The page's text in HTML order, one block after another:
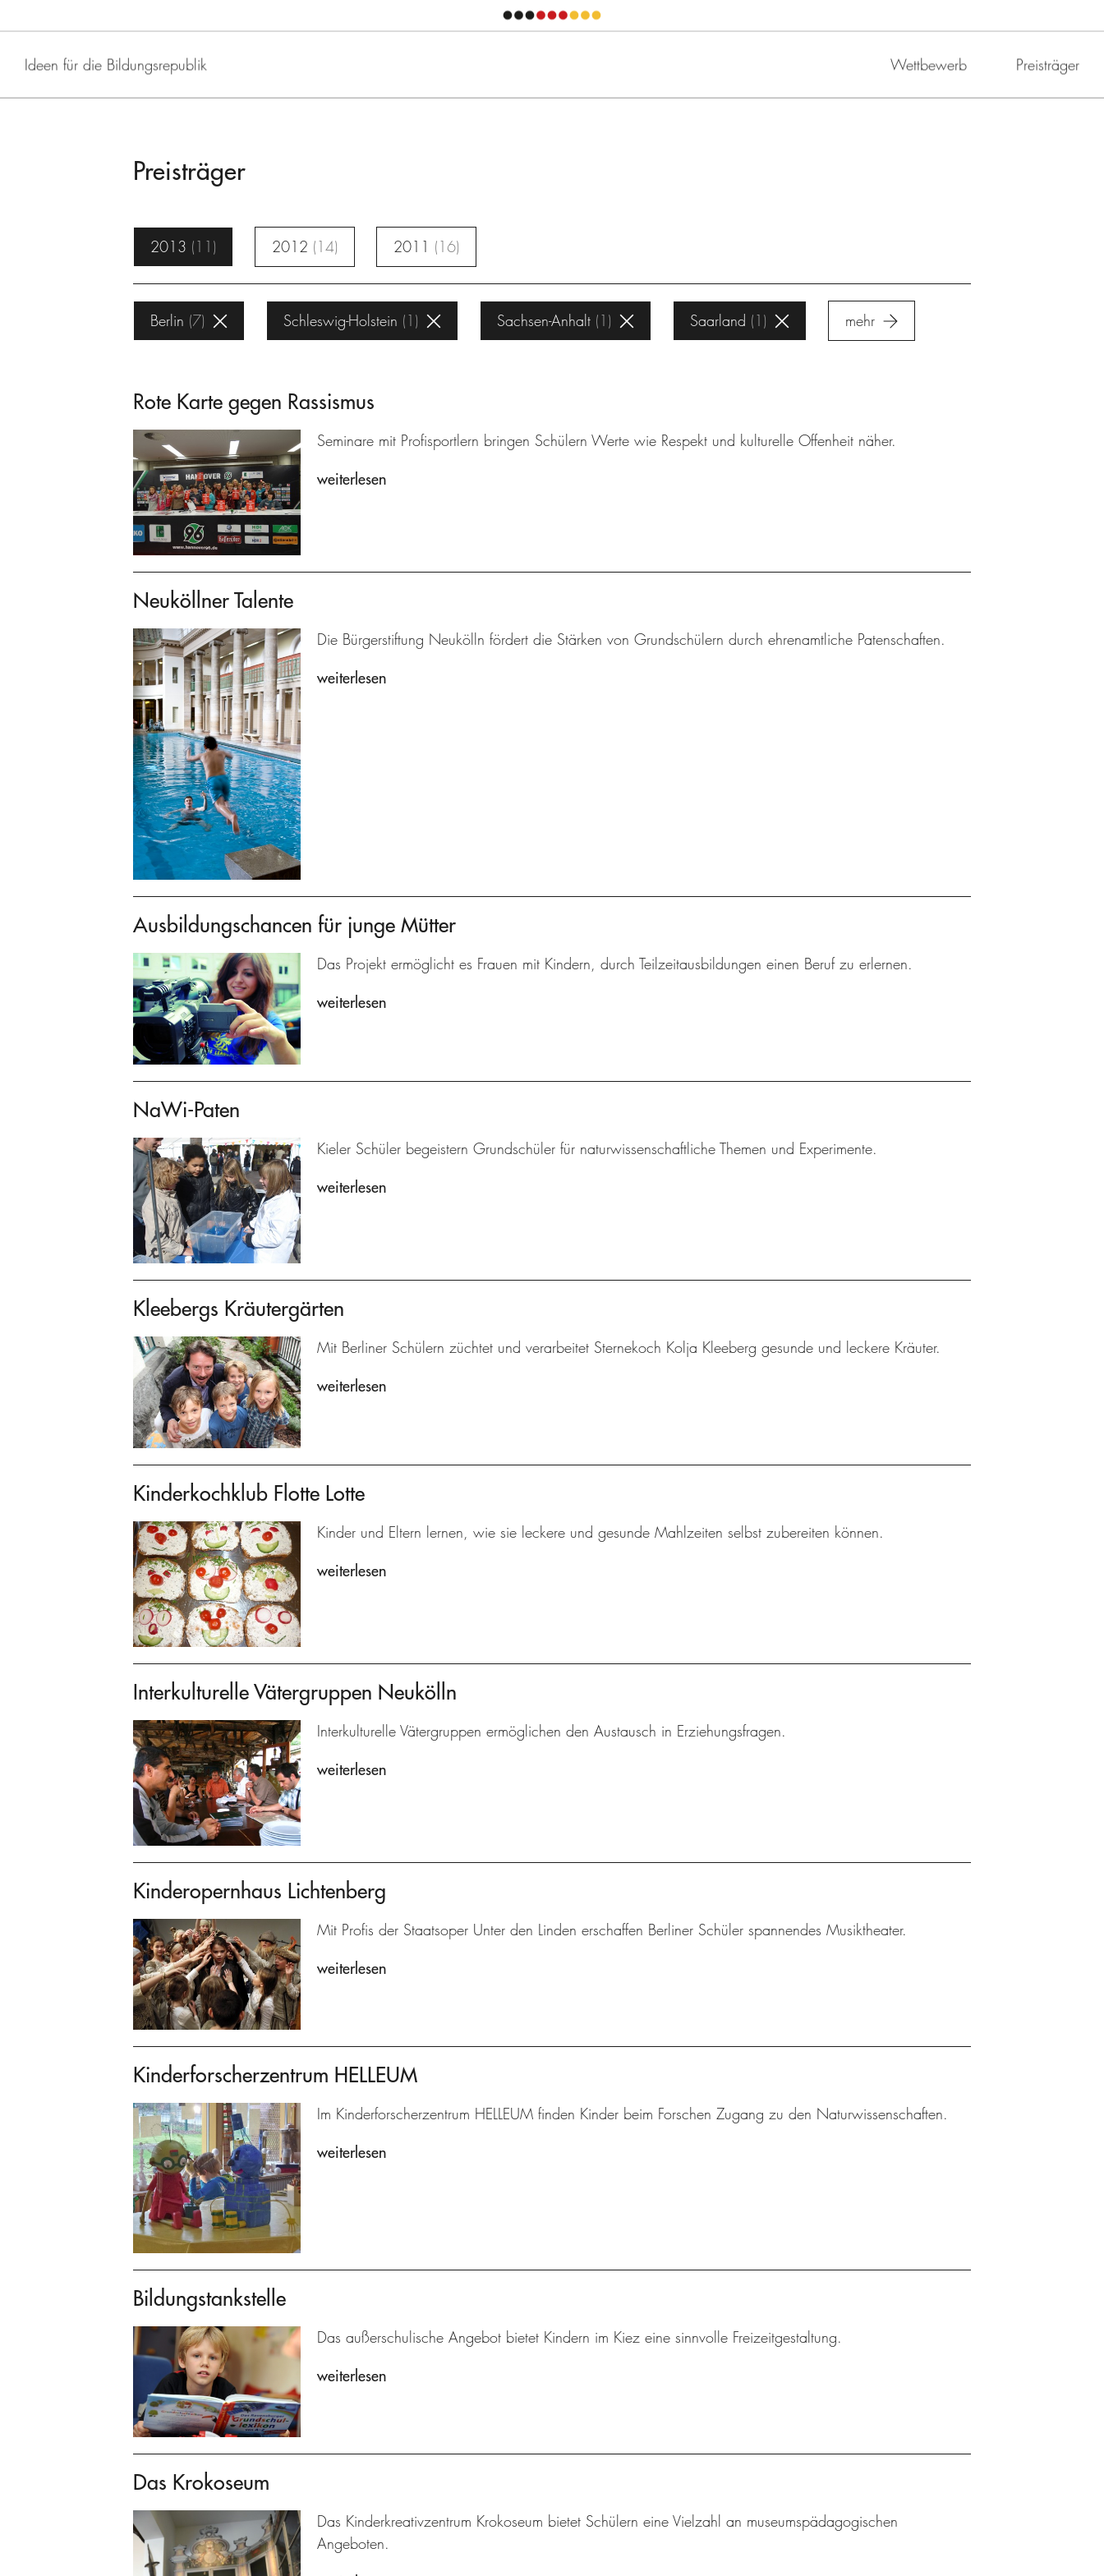
Ideen für die Bildungsrepublik Wettbewerb Preisträger
Preisträger
2013 11 2012 14 2011 16
Berlin 7 Schleswig-Holstein 1 Sachsen-Anhalt 1 Saarland 1 mehr
Rote Karte gegen Rassismus
Seminare mit Profisportlern bringen Schülern Werte wie Respekt und kulturelle Offenheit näher.
weiterlesen
Neuköllner Talente
Die Bürgerstiftung Neukölln fördert die Stärken von Grundschülern durch ehrenamtliche Patenschaften.
weiterlesen
Ausbildungschancen für junge Mütter
Das Projekt ermöglicht es Frauen mit Kindern, durch Teilzeitausbildungen einen Beruf zu erlernen.
weiterlesen
NaWi-Paten
Kieler Schüler begeistern Grundschüler für naturwissenschaftliche Themen und Experimente.
weiterlesen
Kleebergs Kräutergärten
Mit Berliner Schülern züchtet und verarbeitet Sternekoch Kolja Kleeberg gesunde und leckere Kräuter.
weiterlesen
Kinderkochklub Flotte Lotte
Kinder und Eltern lernen, wie sie leckere und gesunde Mahlzeiten selbst zubereiten können.
weiterlesen
Interkulturelle Vätergruppen Neukölln
Interkulturelle Vätergruppen ermöglichen den Austausch in Erziehungsfragen.
weiterlesen
Kinderopernhaus Lichtenberg
Mit Profis der Staatsoper Unter den Linden erschaffen Berliner Schüler spannendes Musiktheater.
weiterlesen
Kinderforscherzentrum HELLEUM
Im Kinderforscherzentrum HELLEUM finden Kinder beim Forschen Zugang zu den Naturwissenschaften.
weiterlesen
Bildungstankstelle
Das außerschulische Angebot bietet Kindern im Kiez eine sinnvolle Freizeitgestaltung.
weiterlesen
Das Krokoseum
Das Kinderkreativzentrum Krokoseum bietet Schülern eine Vielzahl an museumspädagogischen
Angeboten.